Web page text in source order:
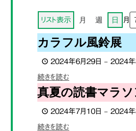
リスト表示 月 週 日 月
カ
ラ
フ
ル
風
鈴
展
カラフル風鈴展
2024年6月29日 – 2024年
続きを読む
真
夏
の
読
真夏の読書マラ
2024年7月10日 – 2024年
続きを読む